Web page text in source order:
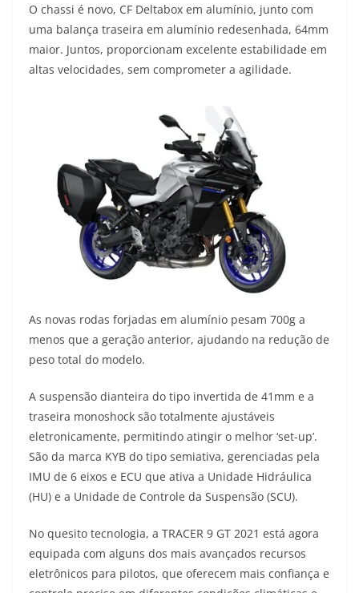
O chassi é novo, CF Deltabox em alumínio, junto com
uma balança traseira em alumínio redesenhada, 64mm
maior. Juntos, proporcionam excelente estabilidade em
altas velocidades, sem comprometer a agilidade.
As novas rodas forjadas em alumínio pesam 700g a
menos que a geração anterior, ajudando na redução de
peso total do modelo.
A suspensão dianteira do tipo invertida de 41mm e a
traseira monoshock são totalmente ajustáveis
eletronicamente, permitindo atingir o melhor ‘set-up’.
São da marca KYB do tipo semiativa, gerenciadas pela
IMU de 6 eixos e ECU que ativa a Unidade Hidráulica
(HU) e a Unidade de Controle da Suspensão (SCU).
No quesito tecnologia, a TRACER 9 GT 2021 está agora
equipada com alguns dos mais avançados recursos
eletrônicos para pilotos, que oferecem mais confiança e